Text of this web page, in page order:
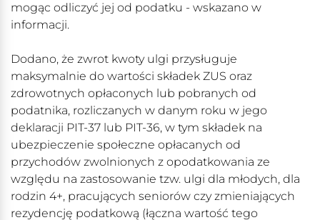
mogąc odliczyć jej od podatku - wskazano w
informacji.
Dodano, że zwrot kwoty ulgi przysługuje
maksymalnie do wartości składek ZUS oraz
zdrowotnych opłaconych lub pobranych od
podatnika, rozliczanych w danym roku w jego
deklaracji PIT-37 lub PIT-36, w tym składek na
ubezpieczenie społeczne opłacanych od
przychodów zwolnionych z opodatkowania ze
względu na zastosowanie tzw. ulgi dla młodych, dla
rodzin 4+, pracujących seniorów czy zmieniających
rezydencję podatkową (łączna wartość tego